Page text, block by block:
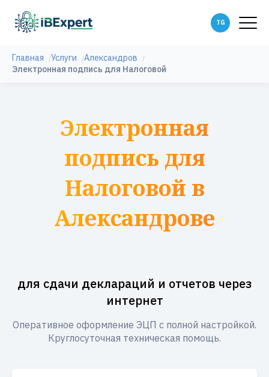
Главная Услуги
Александров
Электронная подпись для Налоговой
Электронная
подпись для
Налоговой в
Александрове
для сдачи деклараций и отчетов через
интернет
Оперативное оформление ЭЦП с полной настройкой.
Круглосуточная техническая помощь.